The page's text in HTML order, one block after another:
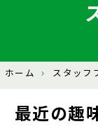
ホーム スタッフ
最近の趣